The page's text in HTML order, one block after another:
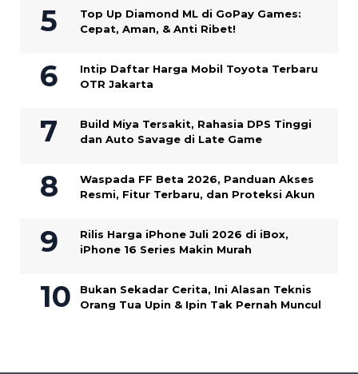
Top Up Diamond ML di GoPay Games:
Cepat, Aman, & Anti Ribet!
Intip Daftar Harga Mobil Toyota Terbaru
OTR Jakarta
Build Miya Tersakit, Rahasia DPS Tinggi
dan Auto Savage di Late Game
Waspada FF Beta 2026, Panduan Akses
Resmi, Fitur Terbaru, dan Proteksi Akun
Rilis Harga iPhone Juli 2026 di iBox,
iPhone 16 Series Makin Murah
Bukan Sekadar Cerita, Ini Alasan Teknis
Orang Tua Upin & Ipin Tak Pernah Muncul